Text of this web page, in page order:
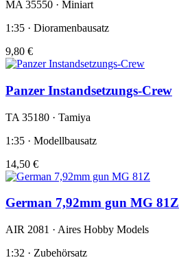
MA 35550 · Miniart
1:35 · Dioramenbausatz
9,80 €
Panzer Instandsetzungs-Crew
TA 35180 · Tamiya
1:35 · Modellbausatz
14,50 €
German 7,92mm gun MG 81Z
AIR 2081 · Aires Hobby Models
1:32 · Zubehörsatz